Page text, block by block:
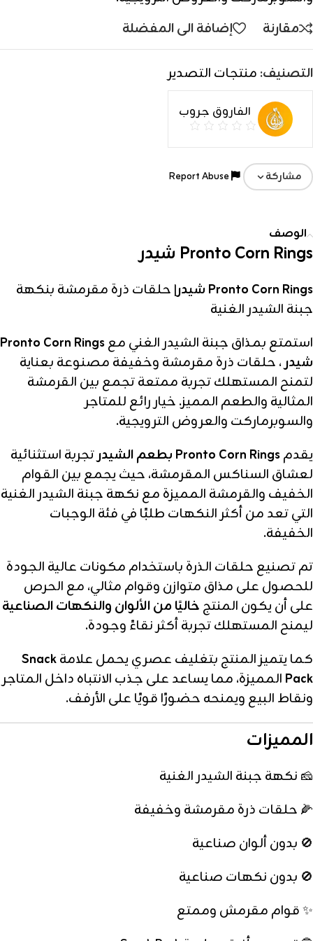
مقارنة
إضافة الى المفضلة
التصنيف: منتجات التصدير
الفاروق جروب
مشاركة
الوصف
Pronto Corn Rings شيدر
Pronto Corn Rings شيدر
| حلقات ذرة مقرمشة بنكهة
جبنة الشيدر الغنية
استمتع بمذاق جبنة الشيدر الغني معPronto Corn Rings
شيدر، حلقات ذرة مقرمشة وخفيفة مصنوعة بعناية
لتمنح المستهلك تجربة ممتعة تجمع بين القرمشة
المثالية والطعم المميز. خيار رائع للمتاجر
والسوبرماركت والعروض الترويجية.
يقدمPronto Corn Rings بطعم الشيدر
تجربة استثنائية
لعشاق السناكس المقرمشة، حيث يجمع بين القوام
الخفيف والقرمشة المميزة مع نكهة جبنة الشيدر الغنية
التي تعد من أكثر النكهات طلبًا في فئة الوجبات
الخفيفة.
تم تصنيع حلقات الذرة باستخدام مكونات عالية الجودة
للحصول على مذاق متوازن وقوام مثالي، مع الحرص
على أن يكون المنتج خاليًا من الألوان والنكهات الصناعية
ليمنح المستهلك تجربة أكثر نقاءً وجودة.
كما يتميز المنتج بتغليف عصري يحمل علامةSnack
Pack المميزة، مما يساعد على جذب الانتباه داخل المتاجر
ونقاط البيع ويمنحه حضورًا قويًا على الأرفف.
المميزات
🧀 نكهة جبنة الشيدر الغنية
🌽 حلقات ذرة مقرمشة وخفيفة
🚫 بدون ألوان صناعية
🚫 بدون نكهات صناعية
✨ قوام مقرمش وممتع